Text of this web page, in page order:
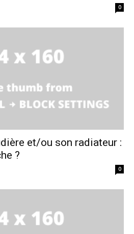
0
et/ou son radiateur :
?
0